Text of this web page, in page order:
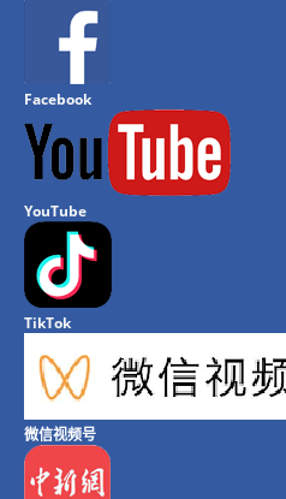
Facebook
YouTube
TikTok
微信视频号